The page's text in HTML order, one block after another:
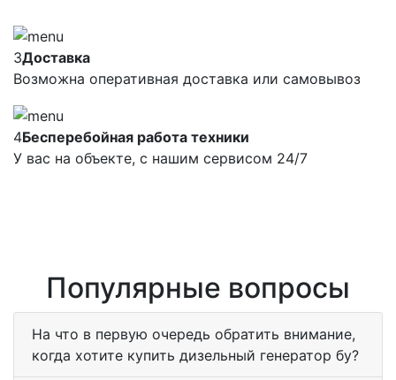
3Доставка
Возможна оперативная доставка или самовывоз
4Бесперебойная работа техники
У вас на объекте, с нашим сервисом 24/7
Популярные вопросы
На что в первую очередь обратить внимание,
когда хотите купить дизельный генератор бу?